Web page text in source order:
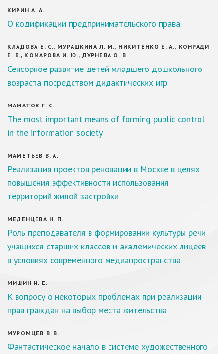
КИРИН А. А.
О кодификации предпринимательского права
КЛАДОВА Е. С., МУРАШКИНА Л. М., НИКИТЕНКО Е. А., КОНРАДИ
Е. В., КОМАРОВА И. Ю., ДУРНЕВА О. В.
Сенсорное развитие детей младшего дошкольного
возраста посредством дидактических игр
МАМАТОВ Г. С.
The most important means of forming public control
in the information society
МАМЕТЬЕВ В. А.
Реализация проектов реновации в Москве в целях
повышения эффективности использования
территорий жилой застройки
МЕДЕНЦЕВА Н. П.
Роль преподавателя в формировании культуры речи
учащихся старших классов и академических лицеев
в условиях современного медиапространства
МИШИН И. Е.
К вопросу о некоторых проблемах при реализации
прав граждан на выбор места жительства
МУРОМЦЕВ В. В.
Фантастическое начало в системе художественного